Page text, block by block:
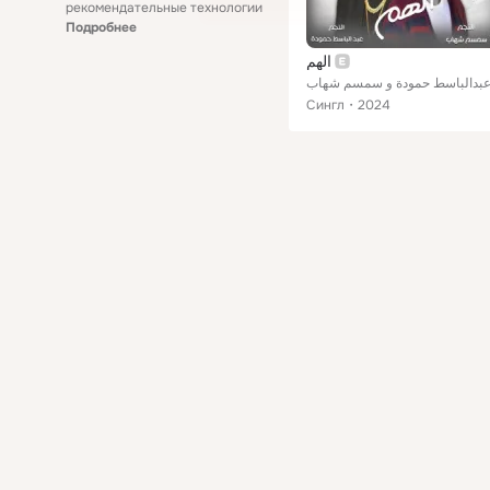
рекомендательные технологии
Подробнее
الهم
عبدالباسط حمودة و سمسم شهاب
Сингл
2024